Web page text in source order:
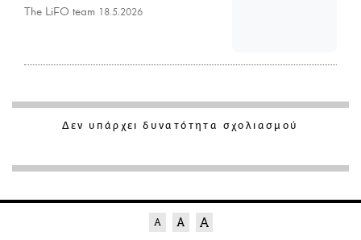
The LiFO team 18.5.2026
Δεν υπάρχει δυνατότητα σχολιασμού